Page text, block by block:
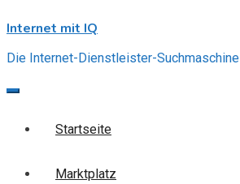
to
Internet mit IQ
Die Internet-Dienstleister-Suchmaschine
Startseite
Marktplatz